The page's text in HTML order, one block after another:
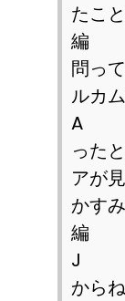
たこ
編 い
問っ
ルカ
A私
った
アが
かす
編 い
J い
からね